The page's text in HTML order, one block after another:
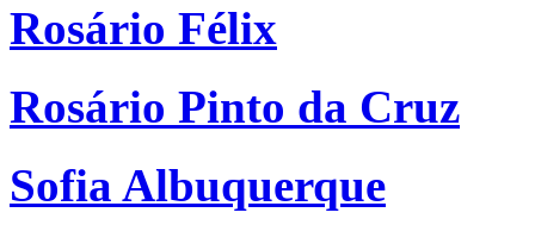
Rosário Félix
Rosário Pinto da Cruz
Sofia Albuquerque